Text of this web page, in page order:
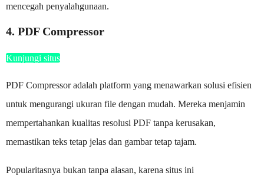
mencegah penyalahgunaan.
4. PDF Compressor
Kunjungi situs
PDF Compressor adalah platform yang menawarkan solusi efisien
untuk mengurangi ukuran file dengan mudah. Mereka menjamin
mempertahankan kualitas resolusi PDF tanpa kerusakan,
memastikan teks tetap jelas dan gambar tetap tajam.
Popularitasnya bukan tanpa alasan, karena situs ini